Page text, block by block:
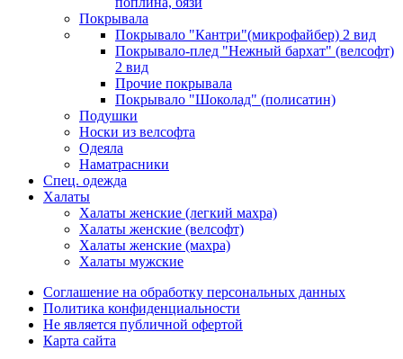
Покрывала
Покрывало "Кантри"(микрофайбер) 2 вид
Покрывало-плед "Нежный бархат" (велсофт)
2 вид
Прочие покрывала
Покрывало "Шоколад" (полисатин)
Подушки
Носки из велсофта
Одеяла
Наматрасники
Спец. одежда
Халаты
Халаты женские (легкий махра)
Халаты женские (велсофт)
Халаты женские (махра)
Халаты мужские
Соглашение на обработку персональных данных
Политика конфиденциальности
Не является публичной офертой
Карта сайта